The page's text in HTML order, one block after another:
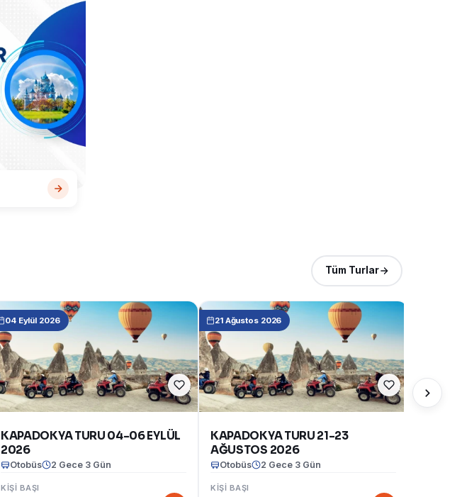
Tüm Turlar
04 Eylül 2026
KAPADOKYA TURU 04-06 EYLÜL
2026
Otobüs 2 Gece 3 Gün
KIŞI BAŞI
21 Ağustos 2026
KAPADOKYA TURU 21-23
AĞUSTOS 2026
Otobüs 2 Gece 3 Gün
KIŞI BAŞI